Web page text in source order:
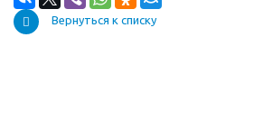
Вернуться к списку